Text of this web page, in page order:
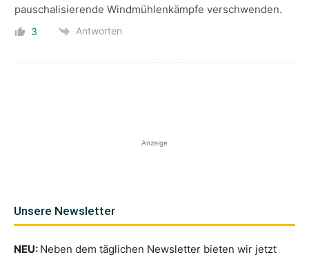
pauschalisierende Windmühlenkämpfe verschwenden.
3 Antworten
Anzeige
Unsere Newsletter
NEU: Neben dem täglichen Newsletter bieten wir jetzt